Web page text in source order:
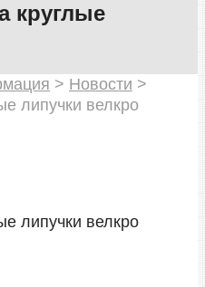
круглые
> Новости >
липучки велкро
липучки велкро